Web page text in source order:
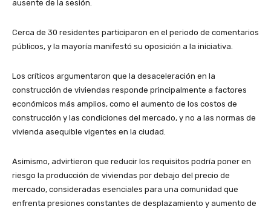
ausente de la sesión.
Cerca de 30 residentes participaron en el periodo de comentarios
públicos, y la mayoría manifestó su oposición a la iniciativa.
Los críticos argumentaron que la desaceleración en la
construcción de viviendas responde principalmente a factores
económicos más amplios, como el aumento de los costos de
construcción y las condiciones del mercado, y no a las normas de
vivienda asequible vigentes en la ciudad.
Asimismo, advirtieron que reducir los requisitos podría poner en
riesgo la producción de viviendas por debajo del precio de
mercado, consideradas esenciales para una comunidad que
enfrenta presiones constantes de desplazamiento y aumento de